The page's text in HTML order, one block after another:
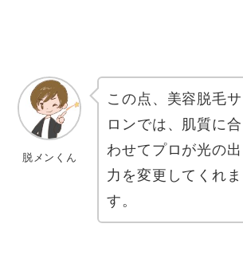
脱メンくん
この点、美容脱毛サ
ロンでは、肌質に合
わせてプロが光の出
力を変更してくれま
す。